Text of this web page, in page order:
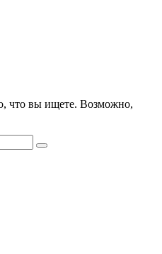
что вы ищете. Возможно,